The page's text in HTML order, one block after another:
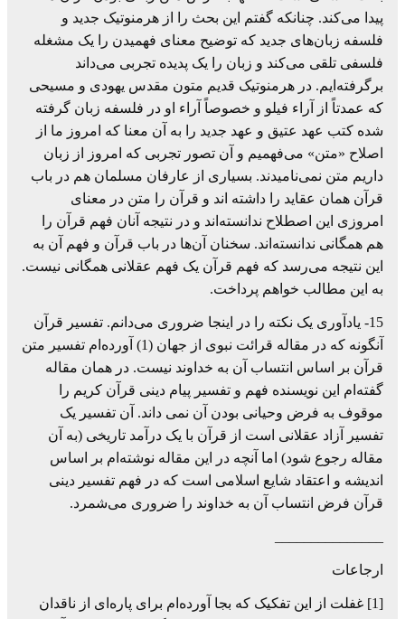
پیدا می‌کند. چنانکه گفتم این بحث را از هرمنوتیک جدید و
فلسفه زبان‌های جدید که توضیح معنای فهمیدن را یک مشغله
فلسفی تلقی می‌کند و زبان را یک پدیده تجربی می‌داند
برگرفته‌ایم. در هرمنوتیک قدیم متون مقدس یهودی و مسیحی
که عمدتاً از آراء فیلو و خصوصاً آراء او در فلسفه زبان گرفته
شده کتب عهد عتیق و عهد جدید را به آن معنا که امروز ما از
اصلاح «متن» می‌فهمیم و آن تصور تجربی که امروز از زبان
داریم متن نمی‌نامیدند. بسیاری از عارفان مسلمان هم در باب
قرآن همان عقاید را داشته اند و قرآن را متن در معنای
امروزی این اصطلاح ندانسته‌اند و در نتیجه آنان فهم قرآن را
هم همگانی ندانسته‌اند. سخنان آن‌ها در باب قرآن و فهم آن به
این نتیجه می‌رسد که فهم قرآن یک فهم عقلانی همگانی نیست.
به این مطالب خواهم پرداخت.
15- یادآوری یک نکته را در اینجا ضروری می‌دانم. تفسیر قرآن
آنگونه که در مقاله قرائت نبوی از جهان (1) آورده‌ام تفسیر متن
قرآن بر اساس انتساب آن به خداوند نیست. در همان مقاله
گفته‌ام این نویسنده فهم و تفسیر پیام دینی قرآن کریم را
موقوف به فرض وحیانی بودن آن نمی داند. آن تفسیر یک
تفسیر آزاد عقلانی است از قرآن با یک درآمد تاریخی (به آن
مقاله رجوع شود) اما آنچه در این مقاله نوشته‌ام بر اساس
اندیشه و اعتقاد شایع اسلامی است که در فهم تفسیر دینی
قرآن فرض انتساب آن به خداوند را ضروری می‌شمرد.
ارجاعات
[1] غفلت از این تفکیک که بجا آورده‌ام برای پاره‌ای از ناقدان